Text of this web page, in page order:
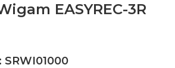
EASYREC-3R
SRWI01000